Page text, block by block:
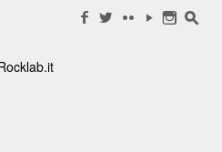
f w c y n s